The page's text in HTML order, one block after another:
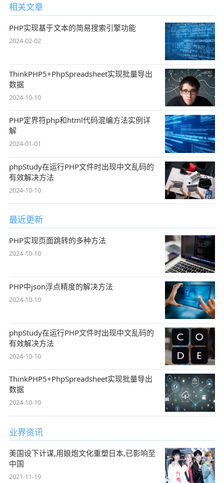
相关文章
PHP实现基于文本的简易搜索引擎功能
2024-02-02
ThinkPHP5+PhpSpreadsheet实现批量导出
数据
2024-10-10
PHP定界符php和html代码混编方法实例详
解
2024-01-01
phpStudy在运行PHP文件时出现中文乱码的
有效解决方法
2024-10-10
最近更新
PHP实现页面跳转的多种方法
2024-10-10
PHP中json浮点精度的解决方法
2024-10-10
phpStudy在运行PHP文件时出现中文乱码的
有效解决方法
2024-10-10
ThinkPHP5+PhpSpreadsheet实现批量导出
数据
2024-10-10
业界资讯
美国设下计谋,用娘炮文化重塑日本,已影响至
中国
2021-11-19